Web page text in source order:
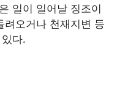
일이 일어날 징조이
려오거나 천재지변 등
다.